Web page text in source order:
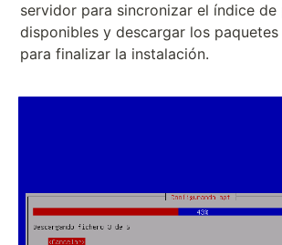
servidor para sincronizar el índice de
disponibles y descargar los paquetes
para finalizar la instalación.